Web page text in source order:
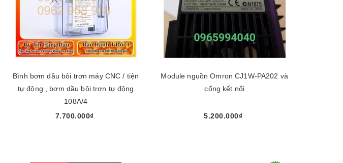
Bình bơm dầu bôi trơn máy CNC / tiện
tự động , bơm dầu bôi trơn tự động
108A/4
7.700.000₫
Module nguồn Omron CJ1W-PA202 và
cổng kết nối
5.200.000₫